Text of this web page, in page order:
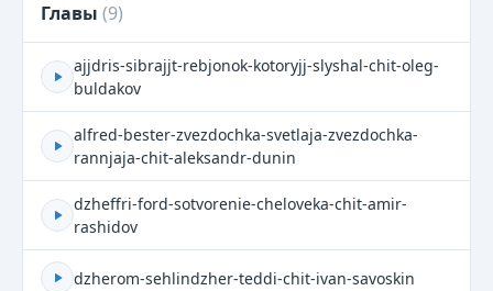
Главы (9)
ajjdris-sibrajjt-rebjonok-kotoryjj-slyshal-chit-oleg-
buldakov
alfred-bester-zvezdochka-svetlaja-zvezdochka-
rannjaja-chit-aleksandr-dunin
dzheffri-ford-sotvorenie-cheloveka-chit-amir-
rashidov
dzherom-sehlindzher-teddi-chit-ivan-savoskin